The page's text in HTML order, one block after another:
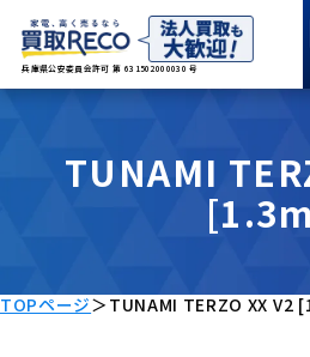
兵庫県公安委員会許可 第 631502000030 号
TUNAMI
TOPページ＞ TUNAMI TERZO XX V2